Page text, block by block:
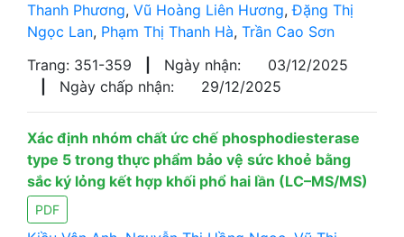
Thanh Phương, Vũ Hoàng Liên Hương,Đặng Thị
Ngọc Lan, Phạm Thị Thanh Hà, Trần Cao Sơn
Trang: 351-359
Ngày nhận:
03/12/2025
Ngày chấp nhận: 29/12/2025
Xác định nhóm chất ức chế phosphodiesterase
type 5 trong thực phẩm bảo vệ sức khoẻ bằng
sắc ký lỏng kết hợp khối phổ hai lần (LC–MS/MS)
PDF